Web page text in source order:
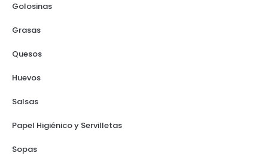
Golosinas
Grasas
Quesos
Huevos
Salsas
Papel Higiénico y Servilletas
Sopas